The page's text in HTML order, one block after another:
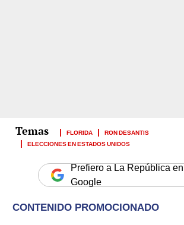
FLORIDA
RON DESANTIS
ELECCIONES EN ESTADOS UNIDOS
Prefiero a La República en
Google